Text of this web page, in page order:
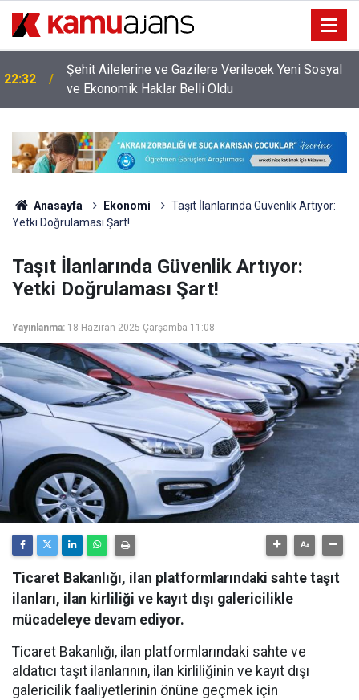
22:32
Şehit Ailelerine ve Gazilere Verilecek Yeni Sosyal
ve Ekonomik Haklar Belli Oldu
Anasayfa Ekonomi
Taşıt İlanlarında Güvenlik Artıyor:
Yetki Doğrulaması Şart!
Taşıt İlanlarında Güvenlik Artıyor:
Yetki Doğrulaması Şart!
Yayınlanma: 18 Haziran 2025 Çarşamba 11:08
Ticaret Bakanlığı, ilan platformlarındaki sahte taşıt
ilanları, ilan kirliliği ve kayıt dışı galericilikle
mücadeleye devam ediyor.
Ticaret Bakanlığı, ilan platformlarındaki sahte ve
aldatıcı taşıt ilanlarının, ilan kirliliğinin ve kayıt dışı
galericilik faaliyetlerinin önüne geçmek için